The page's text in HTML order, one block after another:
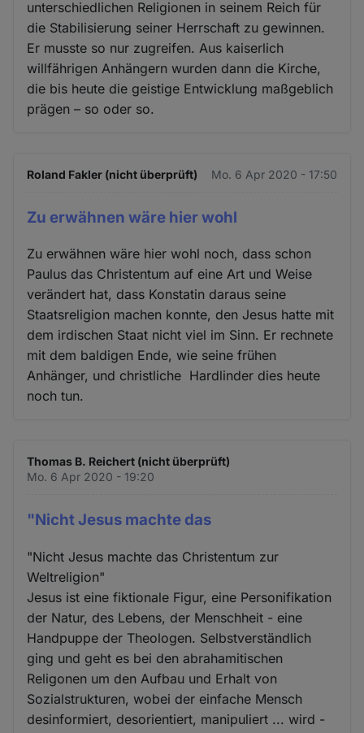
unterschiedlichen Religionen in seinem Reich für
die Stabilisierung seiner Herrschaft zu gewinnen.
Er musste so nur zugreifen. Aus kaiserlich
willfährigen Anhängern wurden dann die Kirche,
die bis heute die geistige Entwicklung maßgeblich
prägen – so oder so.
Roland Fakler (nicht überprüft) Mo. 6 Apr 2020 - 17:50
Zu erwähnen wäre hier wohl
Zu erwähnen wäre hier wohl noch, dass schon
Paulus das Christentum auf eine Art und Weise
verändert hat, dass Konstatin daraus seine
Staatsreligion machen konnte, den Jesus hatte mit
dem irdischen Staat nicht viel im Sinn. Er rechnete
mit dem baldigen Ende, wie seine frühen
Anhänger, und christliche Hardlinder dies heute
noch tun.
Thomas B. Reichert (nicht überprüft)
Mo. 6 Apr 2020 - 19:20
"Nicht Jesus machte das
"Nicht Jesus machte das Christentum zur
Weltreligion"
Jesus ist eine fiktionale Figur, eine Personifikation
der Natur, des Lebens, der Menschheit - eine
Handpuppe der Theologen. Selbstverständlich
ging und geht es bei den abrahamitischen
Religonen um den Aufbau und Erhalt von
Sozialstrukturen, wobei der einfache Mensch
desinformiert, desorientiert, manipuliert ... wird -